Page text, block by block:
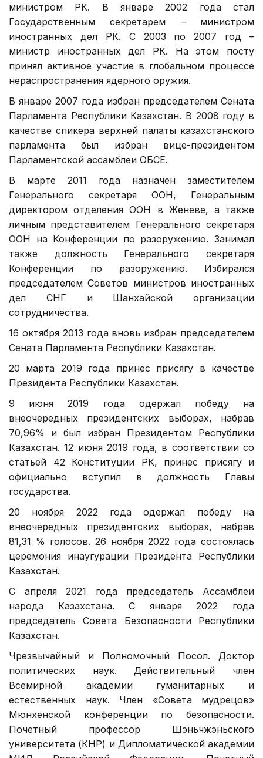
министром РК. В январе 2002 года стал
Государственным секретарем – министром
иностранных дел РК. С 2003 по 2007 год –
министр иностранных дел РК. На этом посту
принял активное участие в глобальном процессе
нераспространения ядерного оружия.
В январе 2007 года избран председателем Сената
Парламента Республики Казахстан. В 2008 году в
качестве спикера верхней палаты казахстанского
парламента был избран вице-президентом
Парламентской ассамблеи ОБСЕ.
В марте 2011 года назначен заместителем
Генерального секретаря ООН, Генеральным
директором отделения ООН в Женеве, а также
личным представителем Генерального секретаря
ООН на Конференции по разоружению. Занимал
также должность Генерального секретаря
Конференции по разоружению. Избирался
председателем Советов министров иностранных
дел СНГ и Шанхайской организации
сотрудничества.
16 октября 2013 года вновь избран председателем
Сената Парламента Республики Казахстан.
20 марта 2019 года принес присягу в качестве
Президента Республики Казахстан.
9 июня 2019 года одержал победу на
внеочередных президентских выборах, набрав
70,96% и был избран Президентом Республики
Казахстан. 12 июня 2019 года, в соответствии со
статьей 42 Конституции РК, принес присягу и
официально вступил в должность Главы
государства.
20 ноября 2022 года одержал победу на
внеочередных президентских выборах, набрав
81,31 % голосов. 26 ноября 2022 года состоялась
церемония инаугурации Президента Республики
Казахстан.
С апреля 2021 года председатель Ассамблеи
народа Казахстана. С января 2022 года
председатель Совета Безопасности Республики
Казахстан.
Чрезвычайный и Полномочный Посол. Доктор
политических наук. Действительный член
Всемирной академии гуманитарных и
естественных наук. Член «Совета мудрецов»
Мюнхенской конференции по безопасности.
Почетный профессор Шэньчжэньского
университета (КНР) и Дипломатической академии